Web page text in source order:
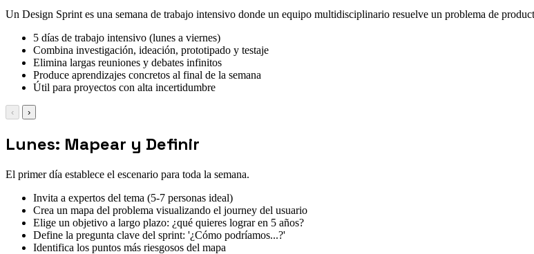
Un Design Sprint es una semana de trabajo intensivo donde un equipo multidisciplinario resuelve un problema de
5 días de trabajo intensivo (lunes a viernes)
Combina investigación, ideación, prototipado y testaje
Elimina largas reuniones y debates infinitos
Produce aprendizajes concretos al final de la semana
Útil para proyectos con alta incertidumbre
‹ ›
Lunes: Mapear y Definir
El primer día establece el escenario para toda la semana.
Invita a expertos del tema (5-7 personas ideal)
Crea un mapa del problema visualizando el journey del usuario
Elige un objetivo a largo plazo: ¿qué quieres lograr en 5 años?
Define la pregunta clave del sprint: '¿Cómo podríamos...?'
Identifica los puntos más riesgosos del mapa